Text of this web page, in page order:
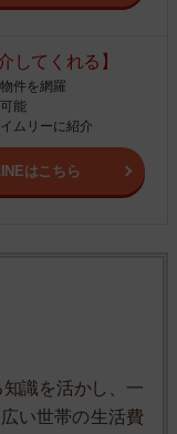
してくれる】
件を網羅
能
ムリーに紹介
はこちら
識を活かし、一
い世帯の生活費